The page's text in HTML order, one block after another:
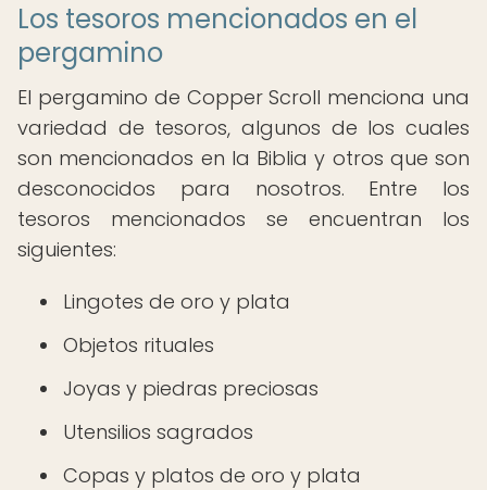
Los tesoros mencionados en el
pergamino
El pergamino de Copper Scroll menciona una
variedad de tesoros, algunos de los cuales
son mencionados en la Biblia y otros que son
desconocidos para nosotros. Entre los
tesoros mencionados se encuentran los
siguientes:
Lingotes de oro y plata
Objetos rituales
Joyas y piedras preciosas
Utensilios sagrados
Copas y platos de oro y plata